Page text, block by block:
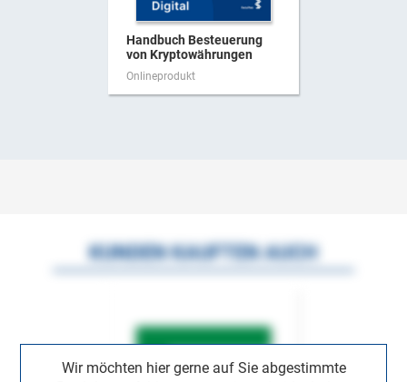
Handbuch Besteuerung
von Kryptowährungen
Onlineprodukt
Wir möchten hier gerne auf Sie abgestimmte
KUNDEN KAUFTEN AUCH